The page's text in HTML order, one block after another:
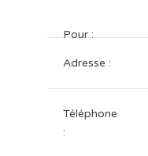
Pour :
Adresse :
Téléphone
: